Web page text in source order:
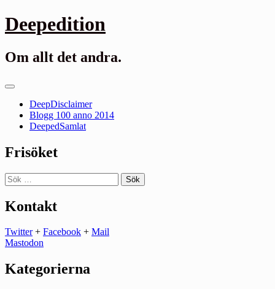
Gå
till
Deepedition
Om allt det andra.
Primär
DeepDisclaimer
Blogg 100 anno 2014
DeepedSamlat
Frisöket
Sök
efter:
Kontakt
Twitter+ Facebook + Mail
Mastodon
Kategorierna